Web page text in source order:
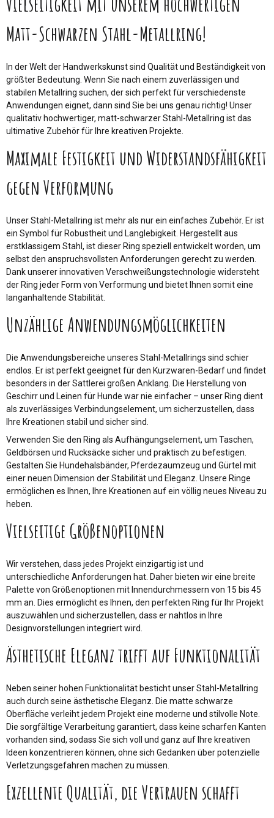
Matt-Schwarzen Stahl-Metallring!
In der Welt der Handwerkskunst sind Qualität und Beständigkeit von
größter Bedeutung. Wenn Sie nach einem zuverlässigen und
stabilen Metallring suchen, der sich perfekt für verschiedenste
Anwendungen eignet, dann sind Sie bei uns genau richtig! Unser
qualitativ hochwertiger, matt-schwarzer Stahl-Metallring ist das
ultimative Zubehör für Ihre kreativen Projekte.
Maximale Festigkeit und Widerstandsfähigkeit
gegen Verformung
Unser Stahl-Metallring ist mehr als nur ein einfaches Zubehör. Er ist
ein Symbol für Robustheit und Langlebigkeit. Hergestellt aus
erstklassigem Stahl, ist dieser Ring speziell entwickelt worden, um
selbst den anspruchsvollsten Anforderungen gerecht zu werden.
Dank unserer innovativen Verschweißungstechnologie widersteht
der Ring jeder Form von Verformung und bietet Ihnen somit eine
langanhaltende Stabilität.
Unzählige Anwendungsmöglichkeiten
Die Anwendungsbereiche unseres Stahl-Metallrings sind schier
endlos. Er ist perfekt geeignet für den Kurzwaren-Bedarf und findet
besonders in der Sattlerei großen Anklang. Die Herstellung von
Geschirr und Leinen für Hunde war nie einfacher – unser Ring dient
als zuverlässiges Verbindungselement, um sicherzustellen, dass
Ihre Kreationen stabil und sicher sind.
Verwenden Sie den Ring als Aufhängungselement, um Taschen,
Geldbörsen und Rucksäcke sicher und praktisch zu befestigen.
Gestalten Sie Hundehalsbänder, Pferdezaumzeug und Gürtel mit
einer neuen Dimension der Stabilität und Eleganz. Unsere Ringe
ermöglichen es Ihnen, Ihre Kreationen auf ein völlig neues Niveau zu
heben.
Vielseitige Größenoptionen
Wir verstehen, dass jedes Projekt einzigartig ist und
unterschiedliche Anforderungen hat. Daher bieten wir eine breite
Palette von Größenoptionen mit Innendurchmessern von 15 bis 45
mm an. Dies ermöglicht es Ihnen, den perfekten Ring für Ihr Projekt
auszuwählen und sicherzustellen, dass er nahtlos in Ihre
Designvorstellungen integriert wird.
Ästhetische Eleganz trifft auf Funktionalität
Neben seiner hohen Funktionalität besticht unser Stahl-Metallring
auch durch seine ästhetische Eleganz. Die matte schwarze
Oberfläche verleiht jedem Projekt eine moderne und stilvolle Note.
Die sorgfältige Verarbeitung garantiert, dass keine scharfen Kanten
vorhanden sind, sodass Sie sich voll und ganz auf Ihre kreativen
Ideen konzentrieren können, ohne sich Gedanken über potenzielle
Verletzungsgefahren machen zu müssen.
Exzellente Qualität, die Vertrauen schafft